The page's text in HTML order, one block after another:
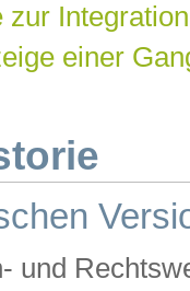
einer
und